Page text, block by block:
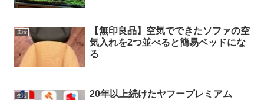
生活
【無印良品】空気でできたソファの空
気入れを2つ並べると簡易ベッドにな
る
生活
20年以上続けたヤフープレミアム